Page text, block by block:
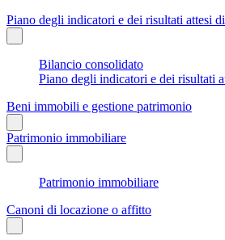
Piano degli indicatori e dei risultati attesi
Bilancio consolidato
Piano degli indicatori e dei risultati
Beni immobili e gestione patrimonio
Patrimonio immobiliare
Patrimonio immobiliare
Canoni di locazione o affitto